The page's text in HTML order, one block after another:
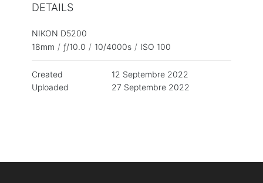
DETAILS
NIKON D5200
18mm / ƒ/10.0 / 10/4000s / ISO 100
Created
12 Septembre 2022
Uploaded
27 Septembre 2022